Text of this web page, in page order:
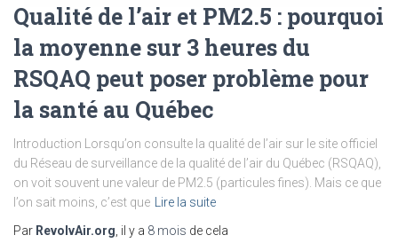
Qualité de l’air et PM2.5 : pourquoi
la moyenne sur 3 heures du
RSQAQ peut poser problème pour
la santé au Québec
Introduction Lorsqu’on consulte la qualité de l’air sur le site officiel
du Réseau de surveillance de la qualité de l’air du Québec (RSQAQ),
on voit souvent une valeur de PM2.5 (particules fines). Mais ce que
l’on sait moins, c’est que Lire la suite
Par RevolvAir.org , il y a 8 mois de cela